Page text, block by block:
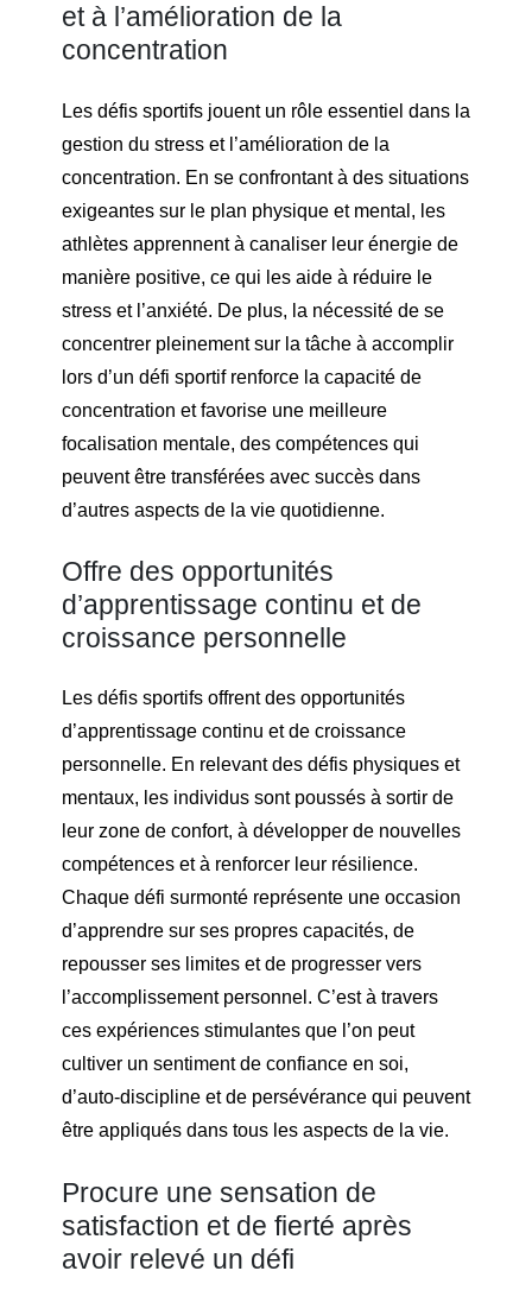
et à l’amélioration de la
concentration
Les défis sportifs jouent un rôle essentiel dans la
gestion du stress et l’amélioration de la
concentration. En se confrontant à des situations
exigeantes sur le plan physique et mental, les
athlètes apprennent à canaliser leur énergie de
manière positive, ce qui les aide à réduire le
stress et l’anxiété. De plus, la nécessité de se
concentrer pleinement sur la tâche à accomplir
lors d’un défi sportif renforce la capacité de
concentration et favorise une meilleure
focalisation mentale, des compétences qui
peuvent être transférées avec succès dans
d’autres aspects de la vie quotidienne.
Offre des opportunités
d’apprentissage continu et de
croissance personnelle
Les défis sportifs offrent des opportunités
d’apprentissage continu et de croissance
personnelle. En relevant des défis physiques et
mentaux, les individus sont poussés à sortir de
leur zone de confort, à développer de nouvelles
compétences et à renforcer leur résilience.
Chaque défi surmonté représente une occasion
d’apprendre sur ses propres capacités, de
repousser ses limites et de progresser vers
l’accomplissement personnel. C’est à travers
ces expériences stimulantes que l’on peut
cultiver un sentiment de confiance en soi,
d’auto-discipline et de persévérance qui peuvent
être appliqués dans tous les aspects de la vie.
Procure une sensation de
satisfaction et de fierté après
avoir relevé un défi